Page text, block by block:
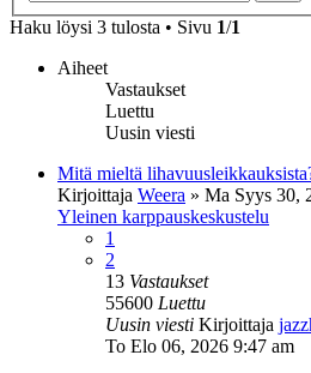
Haku löysi 3 tulosta • Sivu 1/1
Aiheet
Vastaukset
Luettu
Uusin viesti
Mitä mieltä
Kirjoittaja Weera » Ma Syys 30,
Yleinen karppauskeskustelu
1
2
13 Vastaukset
55600 Luettu
Uusin viesti Kirjoittaja
To Elo 06, 2026 9:47 am